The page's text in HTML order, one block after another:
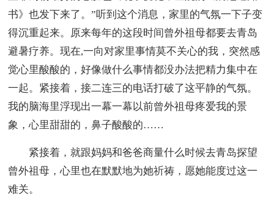
书》也发下来了。”听到这个消息，家里的气氛一下子变
得沉重起来。原来每年的这段时间曾外祖母都要去青岛
避暑疗养。现在,一向对家里事情莫不关心的我，突然感
觉心里酸酸的，好像做什么事情都没办法把精力集中在
一起。紧接着，接二连三的电话打破了这平静的气氛。
我的脑海里浮现出一幕一幕以前曾外祖母疼爱我的景
象，心里甜甜的，鼻子酸酸的……
紧接着，就跟妈妈和爸爸商量什么时候去青岛探望
曾外祖母，心里也在默默地为她祈祷，愿她能度过这一
难关。